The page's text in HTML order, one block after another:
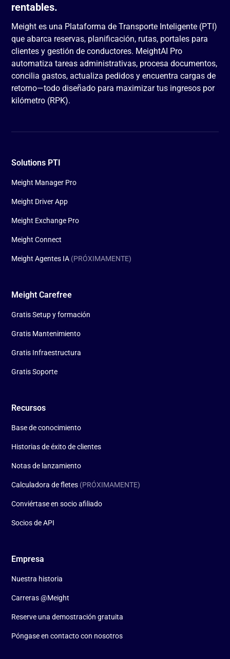
rentables.
Meight es una Plataforma de Transporte Inteligente (PTI)
que abarca reservas, planificación, rutas, portales para
clientes y gestión de conductores. MeightAI Pro
automatiza tareas administrativas, procesa documentos,
concilia gastos, actualiza pedidos y encuentra cargas de
retorno—todo diseñado para maximizar tus ingresos por
kilómetro (RPK).
Solutions PTI
Meight Manager Pro
Meight Driver App
Meight Exchange Pro
Meight Connect
Meight Agentes IA (PRÓXIMAMENTE)
Meight Carefree
Gratis Setup y formación
Gratis Mantenimiento
Gratis Infraestructura
Gratis Soporte
Recursos
Base de conocimiento
Historias de éxito de clientes
Notas de lanzamiento
Calculadora de fletes (PRÓXIMAMENTE)
Conviértase en socio afiliado
Socios de API
Empresa
Nuestra historia
Carreras @Meight
Reserve una demostración gratuita
Póngase en contacto con nosotros